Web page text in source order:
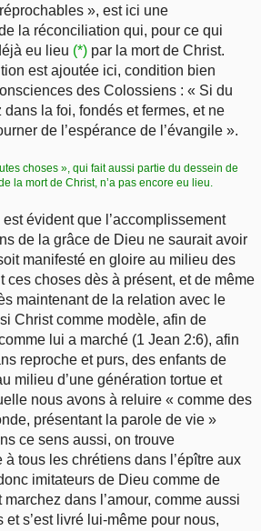
», est ici une
la réconciliation qui, pour ce qui
eu lieu (*) par la mort de Christ.
est ajoutée ici, condition bien
des Colossiens : « Si du
la foi, fondés et fermes, et ne
de l’espérance de l’évangile ».
choses », qui fait aussi partie du dessein de
la mort de Christ, n’a pas encore eu lieu.
évident que l’accomplissement
de la grâce de Dieu ne saurait avoir
manifesté en gloire au milieu des
ces choses dès à présent, et de même
maintenant de la relation avec le
Christ comme modèle, afin de
lui a marché (1 Jean 2:6), afin
reproche et purs, des enfants de
milieu d’une génération tortue et
nous avons à reluire « comme des
présentant la parole de vie »
ce sens aussi, on trouve
à tous les chrétiens dans l’épître aux
imitateurs de Dieu comme de
dans l’amour, comme aussi
et s’est livré lui-même pour nous,